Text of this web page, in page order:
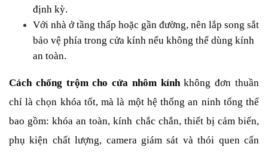
định kỳ.
Với nhà ở tầng thấp hoặc gần đường, nên lắp song sắt
bảo vệ phía trong cửa kính nếu không thể dùng kính
an toàn.
Cách chống trộm cho cửa nhôm kính không đơn thuần
chỉ là chọn khóa tốt, mà là một hệ thống an ninh tổng thể
bao gồm: khóa an toàn, kính chắc chắn, thiết bị cảm biến,
phụ kiện chất lượng, camera giám sát và thói quen cẩn